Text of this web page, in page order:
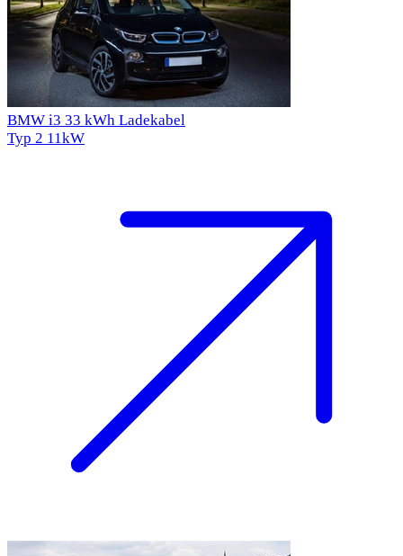
BMW i3 33 kWh Ladekabel
Typ 2 11kW